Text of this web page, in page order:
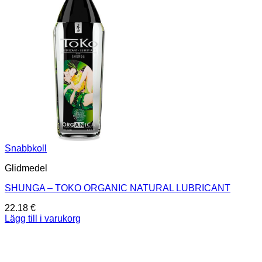
Snabbkoll
Glidmedel
SHUNGA – TOKO ORGANIC NATURAL LUBRICANT
22.18 €
Lägg till i varukorg